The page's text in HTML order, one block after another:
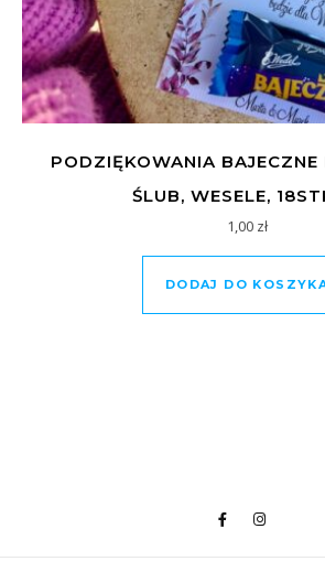
PODZIĘKOWANIA BAJECZNE
ŚLUB, WESELE,
1,00 zł
DODAJ DO